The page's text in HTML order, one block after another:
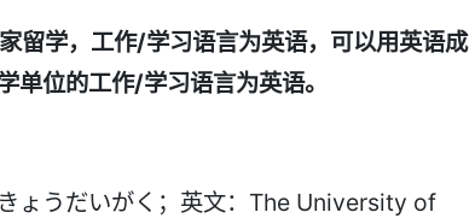
留学，工作/学习语言为英语，可以用英语成
单位的工作/学习语言为英语。
ょうだいがく；英文：The University of